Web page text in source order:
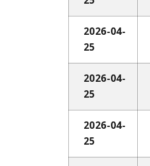
2026-04-
25
2026-04-
25
2026-04-
25